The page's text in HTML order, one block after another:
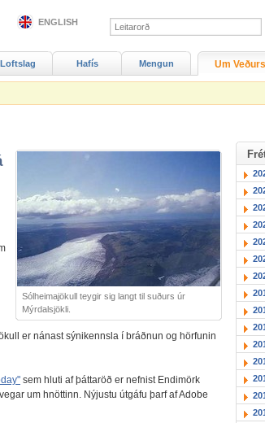
Sólheimajökull teygir sig langt til suðurs úr
Mýrdalsjökli.
er nánast sýnikennsla í bráðnun og hörfunin
sem hluti af þáttaröð er nefnist Endimörk
um hnöttinn. Nýjustu útgáfu þarf af Adobe
Loftslag Hafís Mengun Um
ENGLISH